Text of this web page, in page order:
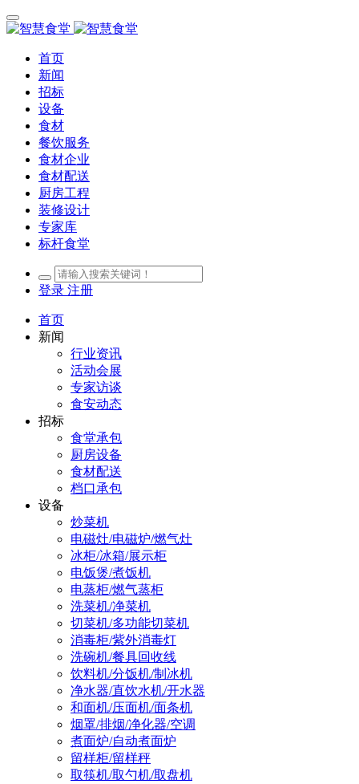
首页
新闻
招标
设备
食材
餐饮服务
食材企业
食材配送
厨房工程
装修设计
专家库
标杆食堂
登录 注册
首页
新闻
行业资讯
活动会展
专家访谈
食安动态
招标
食堂承包
厨房设备
食材配送
档口承包
设备
炒菜机
电磁灶/电磁炉/燃气灶
冰柜/冰箱/展示柜
电饭煲/煮饭机
电蒸柜/燃气蒸柜
洗菜机/净菜机
切菜机/多功能切菜机
消毒柜/紫外消毒灯
洗碗机/餐具回收线
饮料机/分饭机/制冰机
净水器/直饮水机/开水器
和面机/压面机/面条机
烟罩/排烟/净化器/空调
煮面炉/自动煮面炉
留样柜/留样秤
取筷机/取勺机/取盘机